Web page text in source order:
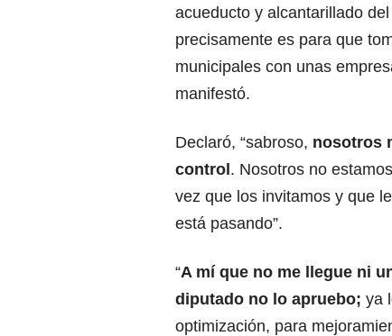
acueducto y alcantarillado
precisamente es para que
municipales con unas
manifestó.
Declaró, “sabroso, nosotros
control. Nosotros no
vez que los invitamos y que
está pasando”.
“A mí que no me llegue ni
diputado no lo apruebo; ya
optimización, para